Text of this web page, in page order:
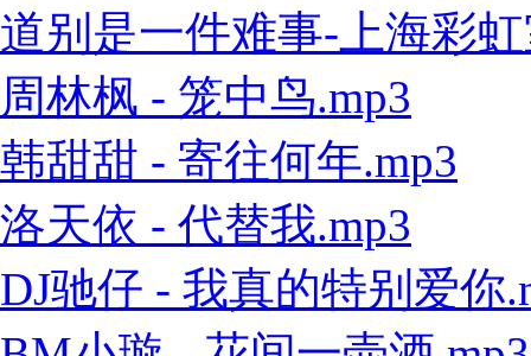
道别是一件难事-上海彩
周林枫 - 笼中鸟.mp3
韩甜甜 - 寄往何年.mp3
洛天依 - 代替我.mp3
DJ驰仔 - 我真的特别爱你